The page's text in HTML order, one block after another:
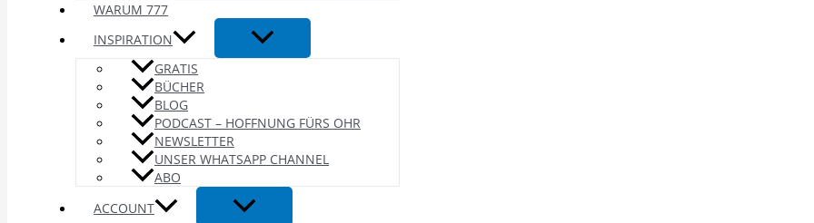
WARUM 777
INSPIRATION
GRATIS
BÜCHER
BLOG
PODCAST – HOFFNUNG FÜRS OHR
NEWSLETTER
UNSER WHATSAPP CHANNEL
ABO
ACCOUNT